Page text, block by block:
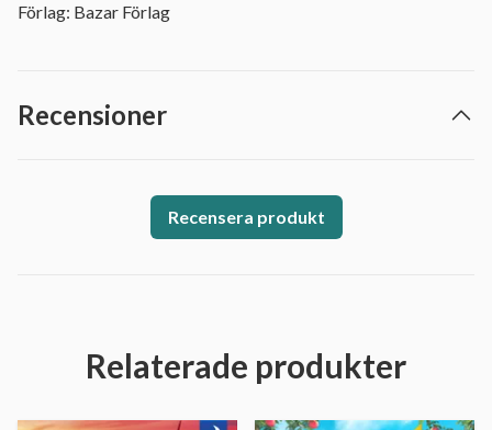
Förlag: Bazar Förlag
Recensioner
Recensera produkt
Relaterade produkter